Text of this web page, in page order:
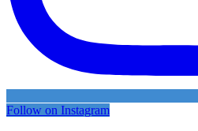
Follow on Instagram